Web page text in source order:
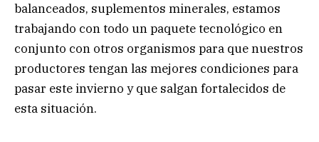
balanceados, suplementos minerales, estamos
trabajando con todo un paquete tecnológico en
conjunto con otros organismos para que nuestros
productores tengan las mejores condiciones para
pasar este invierno y que salgan fortalecidos de
esta situación.